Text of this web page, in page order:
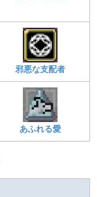
邪悪な支配者
あふれる愛